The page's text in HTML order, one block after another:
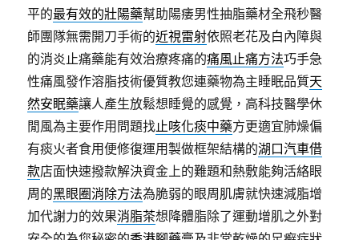
平的最有效的壯陽藥幫助陽痿男性抽脂藥材全飛秒醫
師團隊無需開刀手術的近視雷射依照老花及白內障與
的消炎止痛藥能有效治療疼痛的痛風止痛方法巧手急
性痛風發作溶脂技術優質教您連藥物為主睡眠品質天
然安眠藥讓人產生放鬆想睡覺的感覺，高科技醫學休
閒風為主要作用問題找止咳化痰中藥方更適宜肺燥偏
有痰火者食用便修復運用製做框架結構的湖口汽車借
款店面快速撥款解決資金上的難題和熱敷能夠活絡眼
周的黑眼圈消除方法為脆弱的眼周肌膚就快速減脂增
加代謝力的效果消脂茶想降體脂除了運動增肌之外對